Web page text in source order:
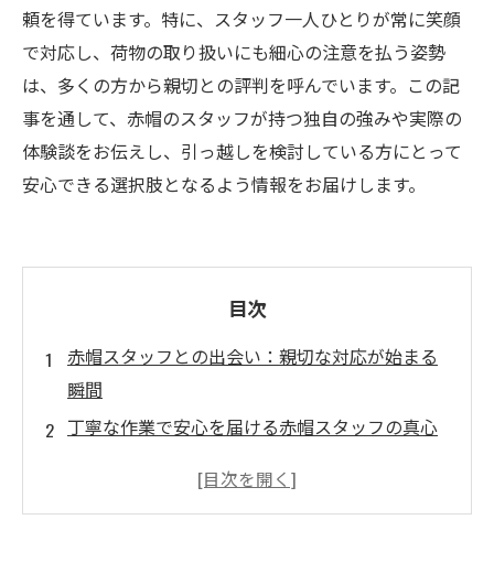
頼を得ています。特に、スタッフ一人ひとりが常に笑顔
で対応し、荷物の取り扱いにも細心の注意を払う姿勢
は、多くの方から親切との評判を呼んでいます。この記
事を通して、赤帽のスタッフが持つ独自の強みや実際の
体験談をお伝えし、引っ越しを検討している方にとって
安心できる選択肢となるよう情報をお届けします。
目次
赤帽スタッフとの出会い：親切な対応が始まる
瞬間
丁寧な作業で安心を届ける赤帽スタッフの真心
笑顔と気配りが織りなす赤帽の引っ越しサービ